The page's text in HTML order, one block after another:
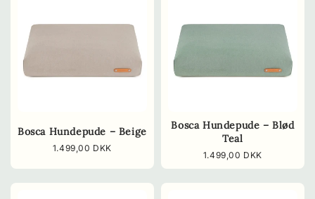
Bosca Hundepude – Beige
Normalpris
1.499,00 DKK
Bosca Hundepude – Blød
Teal
Normalpris
1.499,00 DKK